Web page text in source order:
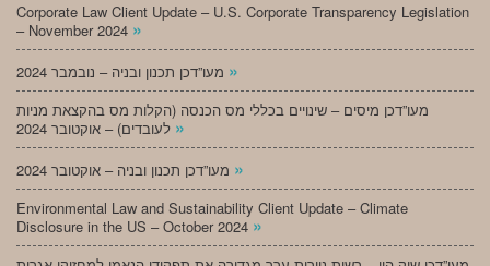
Corporate Law Client Update – U.S. Corporate Transparency Legislation
– November 2024 »
»
מעו”דכן מיסים – שינויים בכללי מס הכנסה (הקלות מס בהקצאת מניות
»
»
Environmental Law and Sustainability Client Update – Climate
Disclosure in the US – October 2024 »